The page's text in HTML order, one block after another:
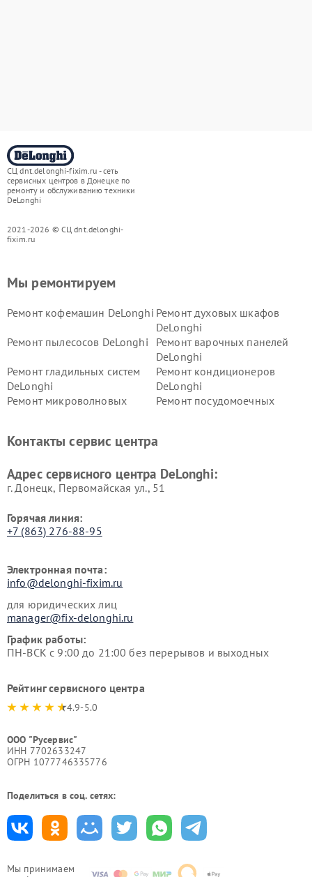
СЦ dnt.delonghi-fixim.ru - сеть
сервисных центров в Донецке по
ремонту и обслуживанию техники
DeLonghi
2021-2026 © СЦ dnt.delonghi-
fixim.ru
Мы принимаем
Мы ремонтируем
Ремонт кофемашин DeLonghi Ремонт духовых шкафов
DeLonghi
Ремонт пылесосов DeLonghi
Ремонт варочных панелей
DeLonghi
Ремонт гладильных систем
DeLonghi
Ремонт кондиционеров
DeLonghi
Ремонт микроволновых
Ремонт посудомоечных
DeLonghi
DeLonghi
Контакты сервис центра
Адрес сервисного центра DeLonghi:
г. Донецк, Первомайская ул., 51
Горячая линия:
+7 (863) 276-88-95
Электронная почта:
info@delonghi-fixim.ru
для юридических лиц
manager@fix-delonghi.ru
График работы:
ПН-ВСК с 9:00 до 21:00 без перерывов и выходных
Рейтинг сервисного центра
4.9-5.0
ООО "Русервис"
ИНН 7702633247
ОГРН 1077746335776
Поделиться в соц. сетях: